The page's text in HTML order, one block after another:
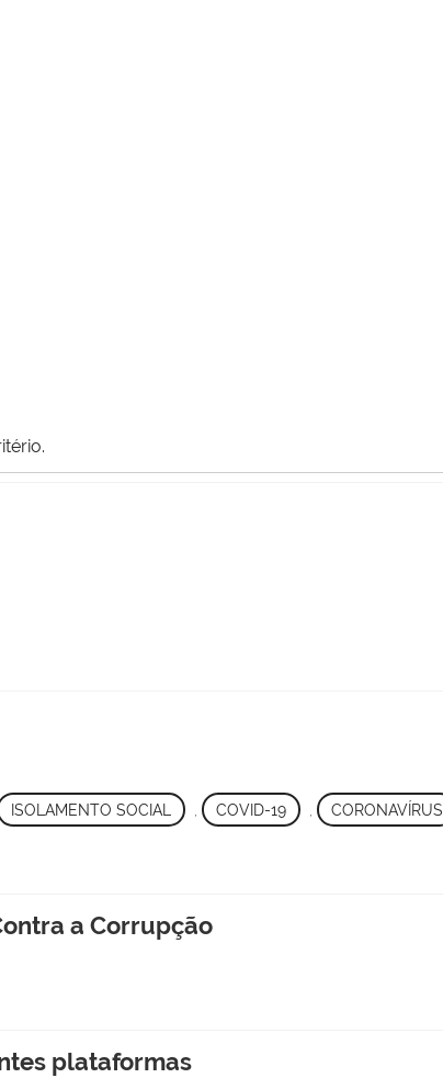
ISOLAMENTO SOCIAL COVID-19 CORONAVÍRUS
a Corrupção
plataformas